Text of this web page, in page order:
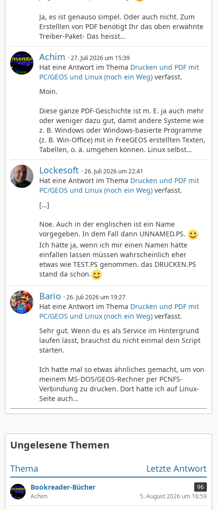
Ja, es ist genauso simpel. Oder auch nicht. Zum
Erstelllen von PDF benötigt Ihr das oben erwähnte
Treiber-Paket- Das heisst…
Achim 27. Juli 2026 um 15:39
Hat eine Antwort im Thema Drucken und PDF mit
PC/GEOS und Linux (noch ein Weg) verfasst.
Moin.
Diese ganze PDF-Geschichte ist m. E. ja auch mehr
oder weniger dazu gut, damit andere Systeme wie
z. B. Windows oder Windows-basierte Programme
(z. B. Win-Office) mit in FreeGEOS erstellten Texten,
Tabellen, o. ä. umgehen können. Linux selbst…
Lockesoft 26. Juli 2026 um 22:41
Hat eine Antwort im Thema Drucken und PDF mit
PC/GEOS und Linux (noch ein Weg) verfasst.
[…]
Noe. Auch in der englischen ist ein Name
vorgegeben. In dem Fall dann UNNAMED.PS.
Ich hätte ja, wenn ich mir einen Namen hätte
einfallen lassen müssen wahrscheinlich eher
etwas wie TEST.PS genommen. das DRUCKEN.PS
stand da schon.
Bario 26. Juli 2026 um 19:27
Hat eine Antwort im Thema Drucken und PDF mit
PC/GEOS und Linux (noch ein Weg) verfasst.
Sehr gut. Wenn du es als Service im Hintergrund
laufen lässt, brauchst du nicht einmal dein Script
starten.
Ich hatte mal so etwas ähnliches gemacht, um von
meinem MS-DOS/GEOS-Rechner per PCNFS-
Verbindung zu drucken. Dort hatte ich auf Linux-
Seite auch…
Ungelesene Themen
Thema Letzte Antwort
Bookreader-Bücher
96
Achim
5. August 2026 um 16:59